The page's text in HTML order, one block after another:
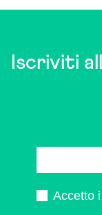
Iscriviti
Accetto i